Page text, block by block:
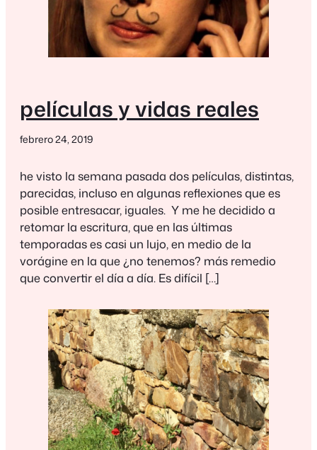
películas y vidas reales
febrero 24, 2019
he visto la semana pasada dos películas, distintas,
parecidas, incluso en algunas reflexiones que es
posible entresacar, iguales. Y me he decidido a
retomar la escritura, que en las últimas
temporadas es casi un lujo, en medio de la
vorágine en la que ¿no tenemos? más remedio
que convertir el día a día. Es difícil […]